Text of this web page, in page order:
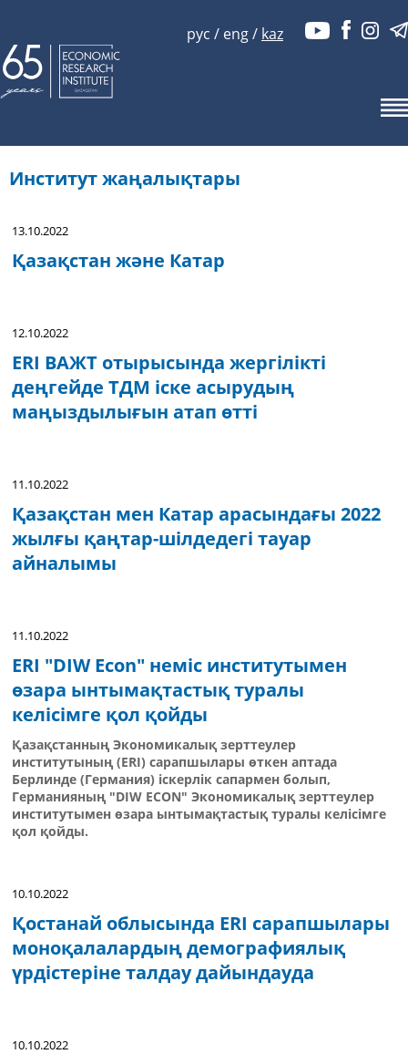
рус / eng/ kaz
Институт жаңалықтары
13.10.2022
Қазақстан және Катар
12.10.2022
ERI ВАЖТ отырысында жергілікті
деңгейде ТДМ іске асырудың
маңыздылығын атап өтті
11.10.2022
Қазақстан мен Катар арасындағы 2022
жылғы қаңтар-шілдедегі тауар
айналымы
11.10.2022
ERI "DIW Econ" неміс институтымен
өзара ынтымақтастық туралы
келісімге қол қойды
Қазақстанның Экономикалық зерттеулер
институтының (ERI) сарапшылары өткен аптада
Берлинде (Германия) іскерлік сапармен болып,
Германияның "DIW ECON" Экономикалық зерттеулер
институтымен өзара ынтымақтастық туралы келісімге
қол қойды.
10.10.2022
Қостанай облысында ERI сарапшылары
моноқалалардың демографиялық
үрдістеріне талдау дайындауда
10.10.2022